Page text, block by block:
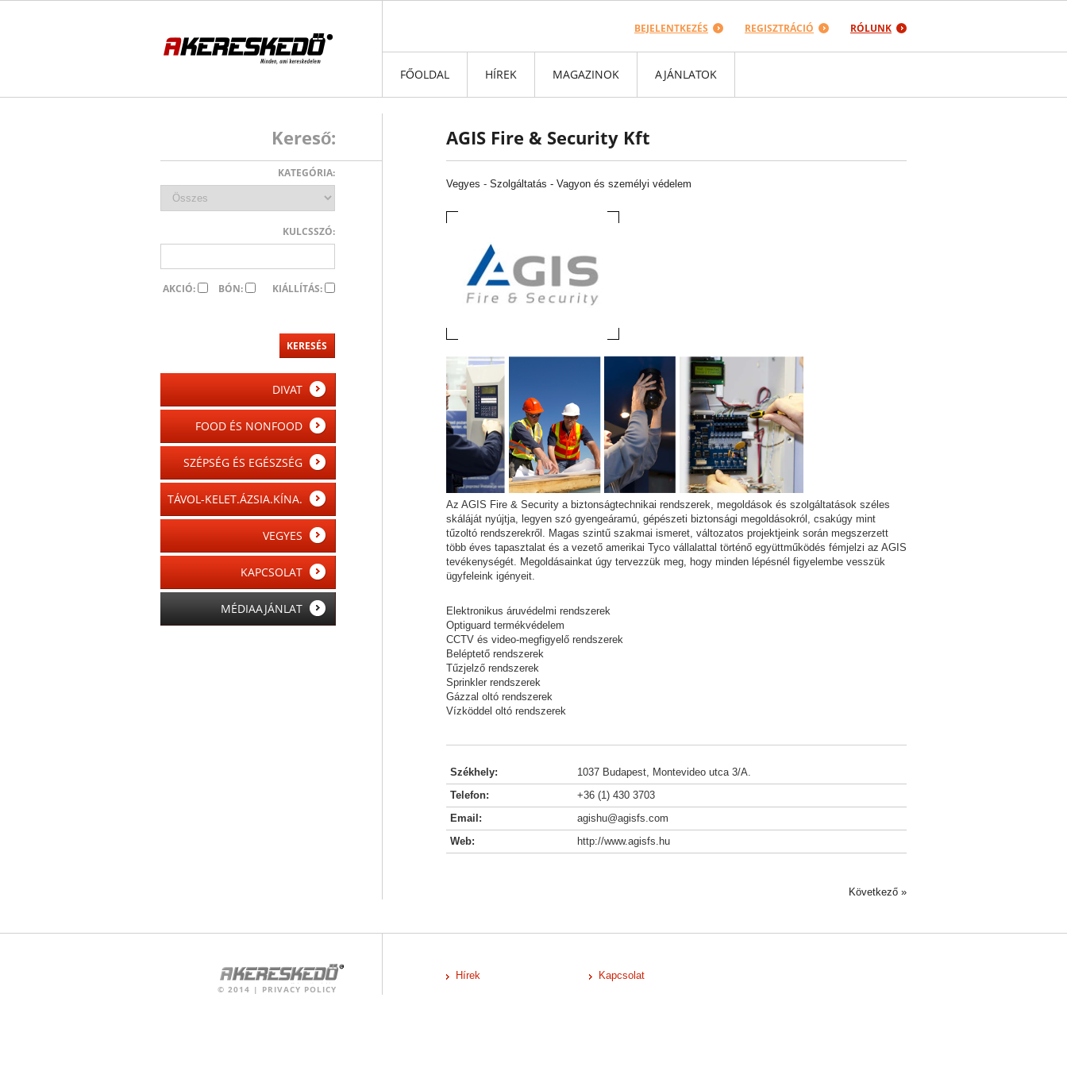
RÓLUNK
REGISZTRÁCIÓ
BEJELENTKEZÉS
FŐOLDAL HÍREK MAGAZINOK AJÁNLATOK
AGIS Fire & Security Kft
Vegyes - Szolgáltatás - Vagyon és személyi védelem
Az AGIS Fire & Security a biztonságtechnikai rendszerek, megoldások és szolgáltatások széles
skáláját nyújtja, legyen szó gyengeáramú, gépészeti biztonsági megoldásokról, csakúgy mint
tűzoltó rendszerekről. Magas szintű szakmai ismeret, változatos projektjeink során megszerzett
több éves tapasztalat és a vezető amerikai Tyco vállalattal történő együttműködés fémjelzi az AGIS
tevékenységét. Megoldásainkat úgy tervezzük meg, hogy minden lépésnél figyelembe vesszük
ügyfeleink igényeit.
Elektronikus áruvédelmi rendszerek
Optiguard termékvédelem
CCTV és video-megfigyelő rendszerek
Beléptető rendszerek
Tűzjelző rendszerek
Sprinkler rendszerek
Gázzal oltó rendszerek
Vízköddel oltó rendszerek
Székhely:
1037 Budapest, Montevideo utca 3/A.
Telefon:
+36 (1) 430 3703
Email:
agishu@agisfs.com
Web:
http://www.agisfs.hu
Következő »
Kereső:
KATEGÓRIA:
KULCSSZÓ:
AKCIÓ: BÓN: KIÁLLÍTÁS:
DIVAT
FOOD ÉS NONFOOD
SZÉPSÉG ÉS EGÉSZSÉG
TÁVOL-KELET.ÁZSIA.KÍNA.
VEGYES
KAPCSOLAT
MÉDIAAJÁNLAT
© 2014 | PRIVACY POLICY
Hírek Kapcsolat